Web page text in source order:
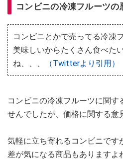
コンビニの冷凍フルーツの
コンビニとかで売ってる冷凍
美味しいからたくさん食べた
ね、、、
（Twitterより引用）
コンビニの冷凍フルーツに関す
せんでしたが、価格に関する意
気軽に立ち寄れるコンビニです
差が気になる商品もあります